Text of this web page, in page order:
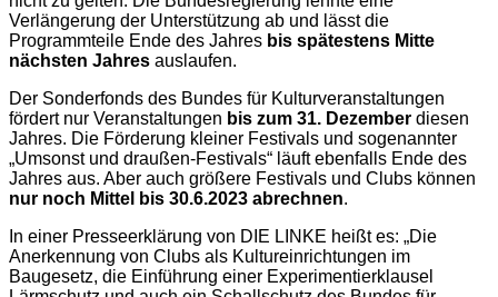
Verlängerung der Unterstützung ab und lässt die
Programmteile Ende des Jahres bis spätestens Mitte
nächsten Jahres auslaufen.
Der Sonderfonds des Bundes für Kulturveranstaltungen
fördert nur Veranstaltungen bis zum 31. Dezember diesen
Jahres. Die Förderung kleiner Festivals und sogenannter
„Umsonst und draußen-Festivals“ läuft ebenfalls Ende des
Jahres aus. Aber auch größere Festivals und Clubs können
nur noch Mittel bis 30.6.2023 abrechnen.
In einer Presseerklärung von DIE LINKE heißt es: „Die
Anerkennung von Clubs als Kultureinrichtungen im
Baugesetz, die Einführung einer Experimentierklausel